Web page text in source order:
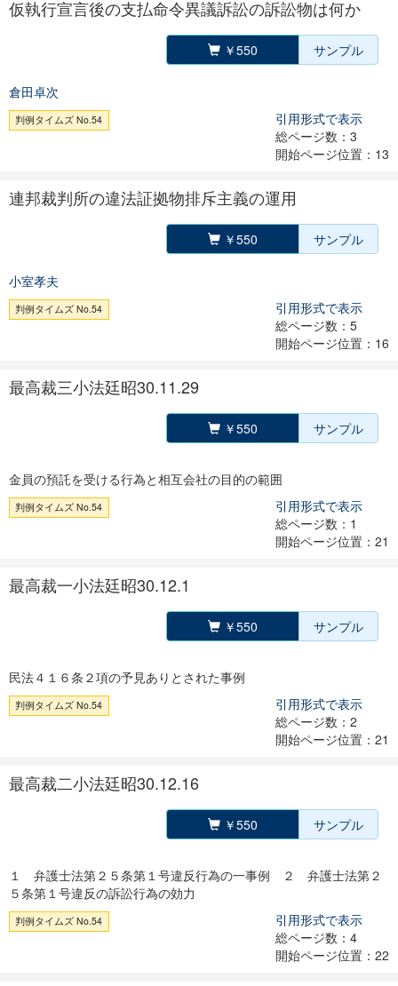
仮執行宣言後の支払命令異議訴訟の訴訟物は何か
￥550 サンプル
倉田卓次
判例タイムズ No.54
引用形式で表示
総ページ数：3
開始ページ位置：13
連邦裁判所の違法証拠物排斥主義の運用
￥550 サンプル
小室孝夫
判例タイムズ No.54
引用形式で表示
総ページ数：5
開始ページ位置：16
最高裁三小法廷昭30.11.29
￥550 サンプル
金員の預託を受ける行為と相互会社の目的の範囲
判例タイムズ No.54
引用形式で表示
総ページ数：1
開始ページ位置：21
最高裁一小法廷昭30.12.1
￥550 サンプル
民法４１６条２項の予見ありとされた事例
判例タイムズ No.54
引用形式で表示
総ページ数：2
開始ページ位置：21
最高裁二小法廷昭30.12.16
￥550 サンプル
１ 弁護士法第２５条第１号違反行為の一事例 ２ 弁護士法第２
５条第１号違反の訴訟行為の効力
判例タイムズ No.54
引用形式で表示
総ページ数：4
開始ページ位置：22